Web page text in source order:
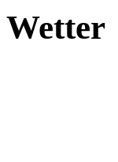
Wetter